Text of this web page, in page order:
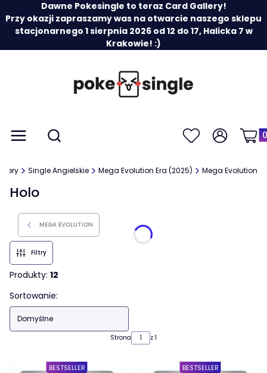
Dawne Pokesingle to teraz Card Gallery!
Przy okazji zapraszamy was na otwarcie naszego sklepu
stacjonarnego 1 sierpnia 2026 od 12 do 17, Halicka 7 w
Krakowie! :)
Menu Otwórz wyszukiwarkę
Szukaj UlubioneZaloguj się
Single Angielskie Mega Evolution Era (2025) Mega Evolution
Holo
MEGA EVOLUTION
Filtry
Produkty: 12
Lista produktów
Sortowanie:
Domyślne
Strona z 1
BESTSELLER BESTSELLER